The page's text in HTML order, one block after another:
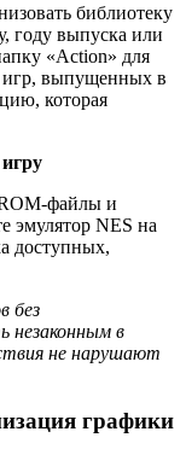
библиотеку
году выпуска или
«Action» для
игр, выпущенных в
которая
ROM-файлы и
эмулятор NES на
доступных,
без
в
не нарушают
графики